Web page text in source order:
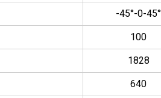
-45°-0-45°
100
1828
640